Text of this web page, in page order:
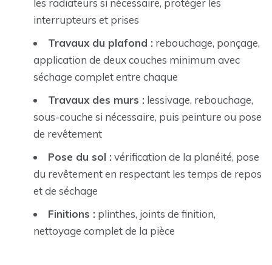
les radiateurs si nécessaire, protéger les
interrupteurs et prises
Travaux du plafond : rebouchage, ponçage,
application de deux couches minimum avec
séchage complet entre chaque
Travaux des murs : lessivage, rebouchage,
sous-couche si nécessaire, puis peinture ou pose
de revêtement
Pose du sol : vérification de la planéité, pose
du revêtement en respectant les temps de repos
et de séchage
Finitions : plinthes, joints de finition,
nettoyage complet de la pièce